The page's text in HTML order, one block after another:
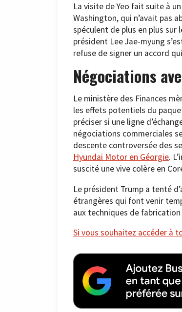
La visite de Yeo fait suite à
Washington, qui n’avait pas
spéculent de plus en plus
président Lee Jae-myung
refuse de signer un accord
Négociations
Le ministère des Finances
les effets potentiels du
préciser si une ligne
négociations commerciales
descente controversée des
Hyundai Motor en Géorgie.
suscité une vive colère en
Le président Trump a tenté
étrangères qui font venir
aux techniques de fabrication
Si vous souhaitez accéder à